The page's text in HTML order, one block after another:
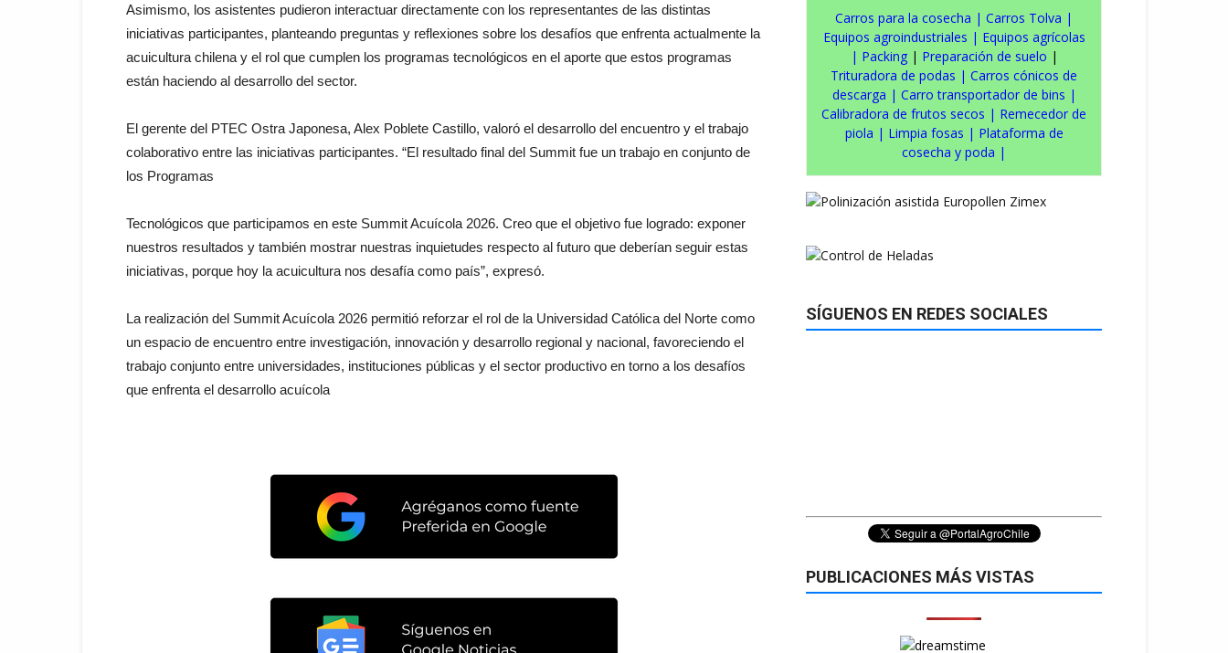
Asimismo, los asistentes pudieron interactuar directamente con los representantes de las distintas
iniciativas participantes, planteando preguntas y reflexiones sobre los desafíos que enfrenta actualmente la
acuicultura chilena y el rol que cumplen los programas tecnológicos en el aporte que estos programas
están haciendo al desarrollo del sector.
El gerente del PTEC Ostra Japonesa, Alex Poblete Castillo, valoró el desarrollo del encuentro y el trabajo
colaborativo entre las iniciativas participantes. “El resultado final del Summit fue un trabajo en conjunto de
los Programas
Tecnológicos que participamos en este Summit Acuícola 2026. Creo que el objetivo fue logrado: exponer
nuestros resultados y también mostrar nuestras inquietudes respecto al futuro que deberían seguir estas
iniciativas, porque hoy la acuicultura nos desafía como país”, expresó.
La realización del Summit Acuícola 2026 permitió reforzar el rol de la Universidad Católica del Norte como
un espacio de encuentro entre investigación, innovación y desarrollo regional y nacional, favoreciendo el
trabajo conjunto entre universidades, instituciones públicas y el sector productivo en torno a los desafíos
que enfrenta el desarrollo acuícola
Carros para la cosecha | Carros Tolva |
Equipos agroindustriales | Equipos agrícolas
| Packing| Preparación de suelo |
Trituradora de podas | Carros cónicos de
descarga | Carro transportador de bins |
Calibradora de frutos secos | Remecedor de
piola | Limpia fosas | Plataforma de
cosecha y poda |
SÍGUENOS EN REDES SOCIALES
PUBLICACIONES MÁS VISTAS